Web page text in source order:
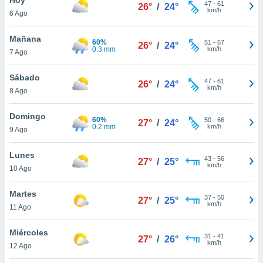
y
en
más
de
6 Ago
26° / 24° 47- 61
km/h
Mañana
7 Ago
60%
0.3 mm
26° / 24° 51 - 67
km/h
Sábado
8 Ago
26° / 24° 47- 61
km/h
Domingo
9 Ago
60%
0.2 mm
27° / 24° 50- 66
km/h
Lunes
10 Ago
27° / 25° 43- 56
km/h
Martes
11 Ago
27° / 25° 37- 50
km/h
Miércoles
12 Ago
27° / 26° 31 - 41
km/h